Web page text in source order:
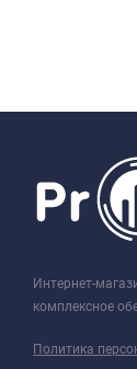
Интернет-
комплексное
Политика